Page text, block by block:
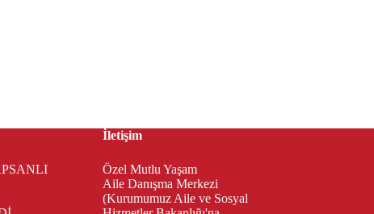
İletişim
Özel Mutlu Yaşam
Aile Danışma Merkezi
(Kurumumuz Aile ve Sosyal